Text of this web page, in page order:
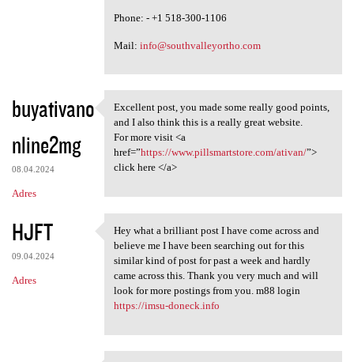
Phone: - +1 518-300-1106
Mail: info@southvalleyortho.com
buyativano
nline2mg
08.04.2024
Adres
Excellent post, you made some
Excellent post, you made some really good points,
and I also think this is a really great website.
For more visit <a
href=”https://www.pillsmartstore.com/ativan/”>
click here </a>
HJFT
09.04.2024
Adres
Hey what a brilliant post I
Hey what a brilliant post I have come across and
believe me I have been searching out for this
similar kind of post for past a week and hardly
came across this. Thank you very much and will
look for more postings from you. m88 login
https://imsu-doneck.info